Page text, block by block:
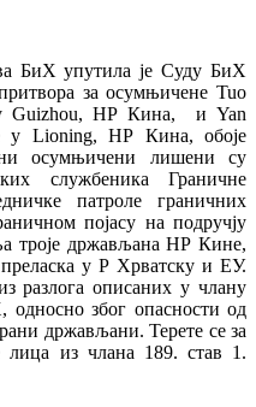
БиХ упутила је Суду БиХ
за осумњичене Tuo
Guizhou, НР Кина, и Yan
у Lioning, НР Кина, обоје
осумњичени лишени су
службеника Граничне
патроле граничних
појасу на подручју
троје држављана НР Кине,
у Р Хрватску и ЕУ.
разлога описаних у члану
због опасности од
држављани. Терете се за
лица из члана 189. став 1.